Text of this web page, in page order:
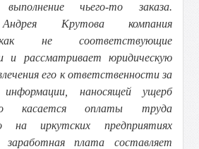
чьего-то заказа.
Андрея Крутова компания
не соответствующие
и рассматривает юридическую
его к ответственности за
информации, наносящей ущерб
касается оплаты труда
на иркутских предприятиях
плата составляет